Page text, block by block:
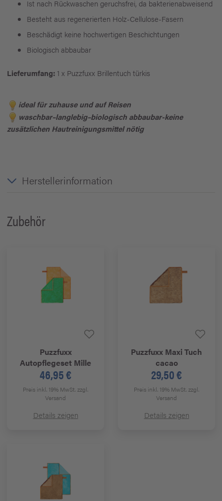
Ist nach Rückwaschen geruchsfrei, da bakterienabweisend
Besteht aus regenerierten Holz-Cellulose-Fasern
Beschädigt keine hochwertigen Beschichtungen
Biologisch abbaubar
Lieferumfang: 1 x Puzzfuxx Brillentuch türkis
ideal für zuhause und auf Reisen
waschbar–langlebig–biologisch abbaubar-keine
zusätzlichen Hautreinigungsmittel nötig
Herstellerinformation
Zubehör
Puzzfuxx
Autopflegeset Mille
46,95 €
Preis inkl. 19% MwSt.zzgl.
Versand
Details zeigen
Puzzfuxx Maxi Tuch
cacao
29,50 €
Preis inkl. 19% MwSt.zzgl.
Versand
Details zeigen